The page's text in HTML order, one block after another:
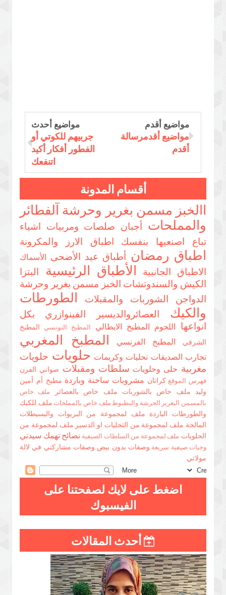
مواضيع أحدث
جربيهم للكوتي أو
الفطور أفكار أكيد
اتنفعك
مواضيع أقدم
مواضيع أقدمرسالة
أقدم
أقسام المدونة
االخبز مسمن بغرير وحرشة آلفطائر
والمملحاتأجبان صلصات ومربيات اشياء
تباع اصنعيها بنفسك اطباق الارز والمكرونة
اطباق رمضان أطباق عيد الأضحى الأسماك
الاطباق الجانبية الأطباق الرئيسية
البتزا
الكيش والسندوتشات الخبز مسمن بغرير وحرشة
الدواجن الشوربات والمقبلات الطورطات
والكيك
العصائروالديسير الفينوازري بكل
انواعها
اللحوم المطبخ الايطالي المطبخ التونسي المطبخ
الشرقي المطبخ الفرنسي المطبخ المغربي
تجارب الصديقات تحليات وكريمات حلويات حلويات
مغربية حلى وحلويات سلطات ومقبلات صواني الفرن
فهرس الموقعكراتان مشروبات ساخنة وباردة مطبخ أم أمين
وليد ملف خاص بالشوربات ملف خاص بالعصائر
ملف خاص
بالمسمن البغرير الحرشة والبطبوط ملف خاص بالمملحات ملف للكيك
والطورطات الباردة ملف لمجموعة من البريوات والبسيطلات
المالحة ملف لمجموعة من التحليات او الدسير ملف لمجموعة من
الحلويات ملف لمجموعة من السلطات الصيفية نصائح تهمك سيدتي
وجبات صيفية سريعة وصفات بدون بيض وصفات مشاركتي في لالة
مولاتي
اضغط على لايك لصفحتنا على
الفيسبوك
أحدث المقالات